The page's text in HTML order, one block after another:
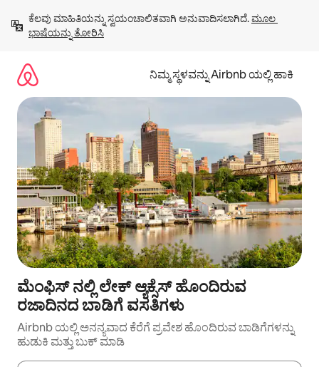
ಹೋಗಿ
ಕೆಲವು ಮಾಹಿತಿಯನ್ನು ಸ್ವಯಂಚಾಲಿತವಾಗಿ ಅನುವಾದಿಸಲಾಗಿದೆ. ಮೂಲ
ಭಾಷೆಯನ್ನು ತೋರಿಸಿ
ನಿಮ್ಮ ಸ್ಥಳವನ್ನು Airbnb ಯಲ್ಲಿ ಹಾಕಿ
ಮೆಂಫಿಸ್ ನಲ್ಲಿ ಲೇಕ್ ಆ್ಯಕ್ಸೆಸ್‌ ಹೊಂದಿರುವ
ರಜಾದಿನದ ಬಾಡಿಗೆ ವಸತಿಗಳು
Airbnb ಯಲ್ಲಿ ಅನನ್ಯವಾದ ಕೆರೆಗೆ ಪ್ರವೇಶ ಹೊಂದಿರುವ ಬಾಡಿಗೆಗಳನ್ನು
ಹುಡುಕಿ ಮತ್ತು ಬುಕ್ ಮಾಡಿ